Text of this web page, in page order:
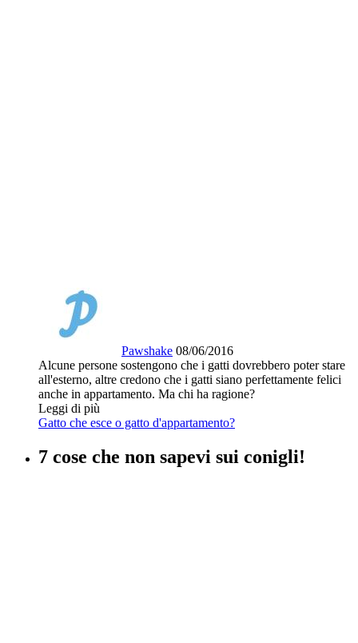
Pawshake 08/06/2016
Alcune persone sostengono che i gatti dovrebbero poter stare
all'esterno, altre credono che i gatti siano perfettamente felici
anche in appartamento. Ma chi ha ragione?
Leggi di più
Gatto che esce o gatto d'appartamento?
7 cose che non sapevi sui conigli!